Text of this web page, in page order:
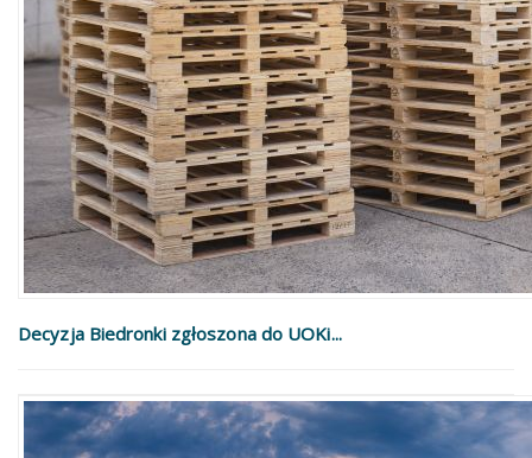
Decyzja Biedronki zgłoszona do UOKi...